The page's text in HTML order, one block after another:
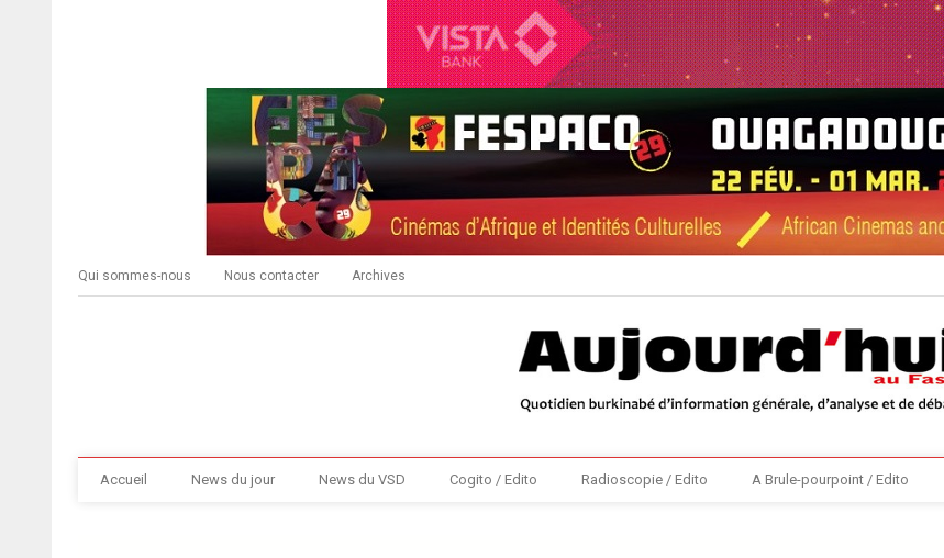
Qui sommes-nous Nous contacter Archives
Accueil News du jour News du VSD Cogito / Edito Radioscopie / Edito A Brule-pourpoint / Edito